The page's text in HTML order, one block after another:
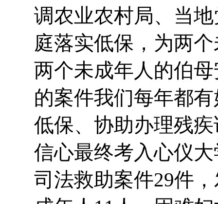
调农业农村局、当
庭落实低保，为两
两个未成年人的伯
的案件我们每年都
低保、协助办理残
信心最终考入心仪
司法救助案件29件